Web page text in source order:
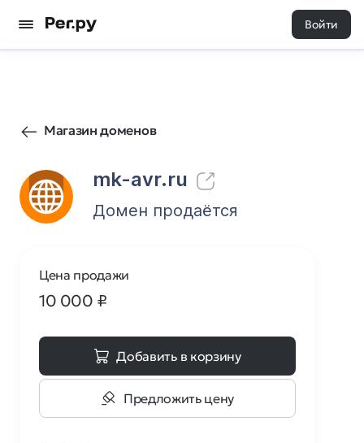
Войти
Магазин доменов
mk-avr.ru
45 0
Домен продаётся
Цена продажи
10 000 ₽
Добавить в корзину
Предложить цену